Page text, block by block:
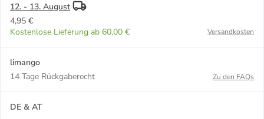
12. - 13. August
4,95 €
Kostenlose Lieferung ab 60,00 €
Versandkosten
limango
14 Tage Rückgaberecht
Zu den FAQs
DE & AT